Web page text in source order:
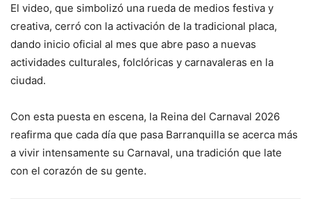
El video, que simbolizó una rueda de medios festiva y
creativa, cerró con la activación de la tradicional placa,
dando inicio oficial al mes que abre paso a nuevas
actividades culturales, folclóricas y carnavaleras en la
ciudad.
Con esta puesta en escena, la Reina del Carnaval 2026
reafirma que cada día que pasa Barranquilla se acerca más
a vivir intensamente su Carnaval, una tradición que late
con el corazón de su gente.